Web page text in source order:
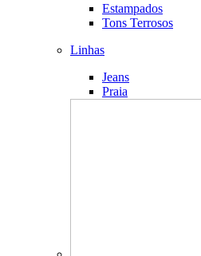
Estampados
Tons Terrosos
Linhas
Jeans
Praia